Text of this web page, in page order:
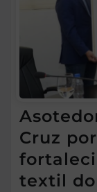
Cruz
textil